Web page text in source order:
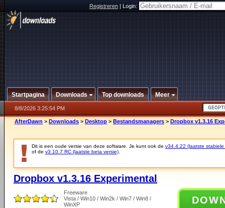
Registreren|Login:
Startpagina Downloads Top downloads Meer
8/8/2026 3:25:54 PM
AfterDawn > Downloads > Desktop > Bestandsmanagers > Dropbox v1.3.16
Dit is een oude versie van deze software. Je kunt ook de v34.4.22 (laatste stabiele
of de v3.10.7 RC (laatste beta versie)
Dropbox v1.3.16 Experimental
Freeware
Vista / Win10 / Win2k / Win7 / Win8 /
WinXP